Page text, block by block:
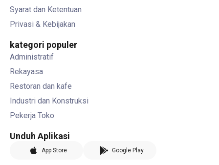
Syarat dan Ketentuan
Privasi & Kebijakan
kategori populer
Administratif
Rekayasa
Restoran dan kafe
Industri dan Konstruksi
Pekerja Toko
Unduh Aplikasi
App Store Google Play